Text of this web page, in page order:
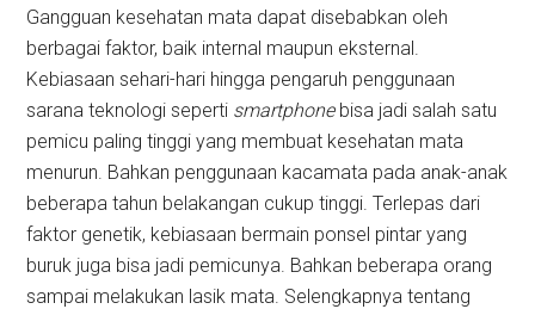
Gangguan kesehatan mata dapat disebabkan oleh
berbagai faktor, baik internal maupun eksternal.
Kebiasaan sehari-hari hingga pengaruh penggunaan
sarana teknologi seperti smartphonebisa jadi salah satu
pemicu paling tinggi yang membuat kesehatan mata
menurun. Bahkan penggunaan kacamata pada anak-anak
beberapa tahun belakangan cukup tinggi. Terlepas dari
faktor genetik, kebiasaan bermain ponsel pintar yang
buruk juga bisa jadi pemicunya. Bahkan beberapa orang
sampai melakukan lasik mata. Selengkapnya tentang